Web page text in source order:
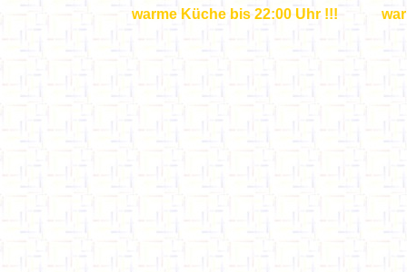
warme Küche bis 22:00 Uhr !!!